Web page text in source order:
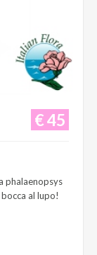
€ 45
phalaenopsys
al lupo!